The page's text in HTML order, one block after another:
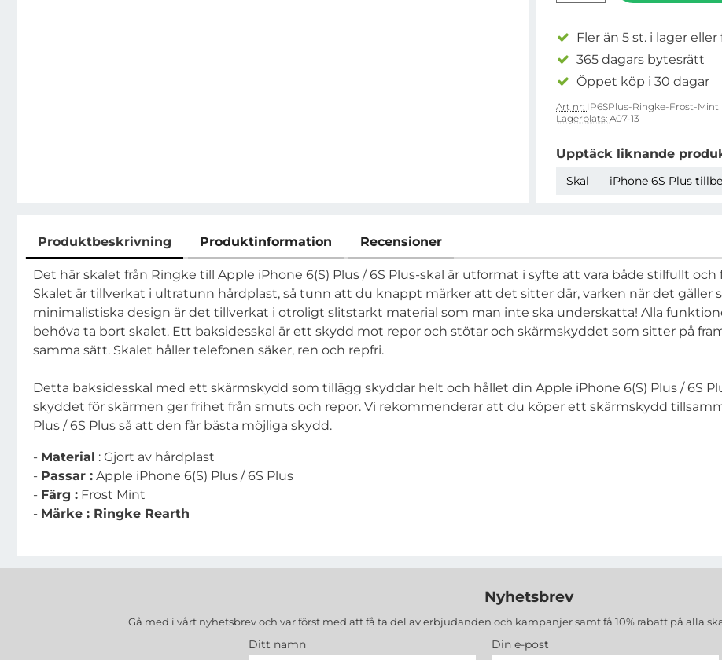
Fler än 5 st. i lager
365 dagars bytesrätt
Öppet köp i 30 dagar
Art nr: IP6SPlus-Ringke-Frost-Mint
Lagerplats: A07-13
Upptäck liknande
Skal iPhone 6S Plus
Produktbeskrivning Produktinformation Recensioner
Produktbeskrivning
Det här skalet från Ringke till Apple iPhone 6(S) Plus / 6S Plus-skal är utformat i syfte att vara både stilfullt
Skalet är tillverkat i ultratunn hårdplast, så tunn att du knappt märker att det sitter där, varken när det gäller
minimalistiska design är det tillverkat i otroligt slitstarkt material som man inte ska underskatta! Alla
behöva ta bort skalet. Ett baksidesskal är ett skydd mot repor och stötar och skärmskyddet som sitter på
samma sätt. Skalet håller telefonen säker, ren och repfri.
Detta baksidesskal med ett skärmskydd som tillägg skyddar helt och hållet din Apple iPhone 6(S) Plus / 6S
skyddet för skärmen ger frihet från smuts och repor. Vi rekommenderar att du köper ett skärmskydd
Plus / 6S Plus så att den får bästa möjliga skydd.
- Material : Gjort av hårdplast
- Passar : Apple iPhone 6(S) Plus / 6S Plus
- Färg : Frost Mint
- Märke : Ringke Rearth
Nyhetsbrev
Gå med i vårt nyhetsbrev och var först med att få ta del av erbjudanden och kampanjer samt få 10% rabatt på alla
Ditt namn Din e-post